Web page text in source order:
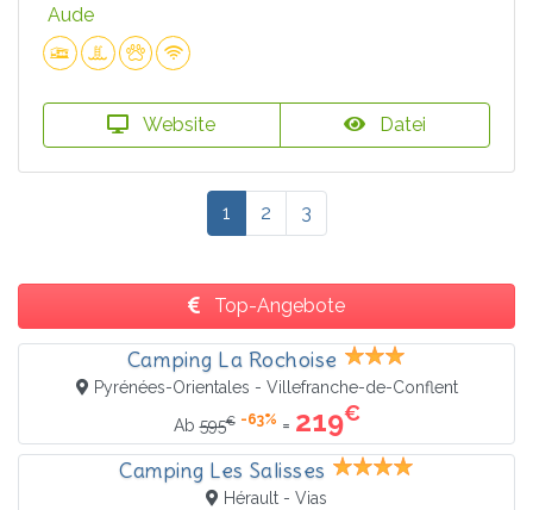
Aude
Website Datei
1 2 3
Top-Angebote
Camping La Rochoise
Pyrénées-Orientales - Villefranche-de-Conflent
Ab595€ -63% = 219€
Camping Les Salisses
Hérault - Vias